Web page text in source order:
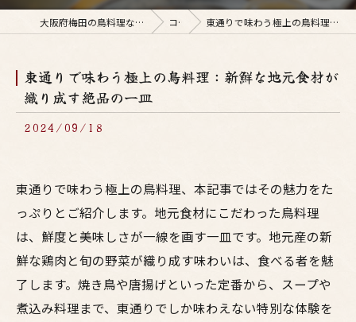
大阪府梅田の鳥料理なら釜焼鳥本舗おやひなや 梅田店 コラム 東通りで味わう極上の鳥料理：新鮮な地元食材が織り成す絶品の一皿
東通りで味わう極上の鳥料理：新鮮な地元食材が
織り成す絶品の一皿
2024/09/18
東通りで味わう極上の鳥料理、本記事ではその魅力をた
っぷりとご紹介します。地元食材にこだわった鳥料理
は、鮮度と美味しさが一線を画す一皿です。地元産の新
鮮な鶏肉と旬の野菜が織り成す味わいは、食べる者を魅
了します。焼き鳥や唐揚げといった定番から、スープや
煮込み料理まで、東通りでしか味わえない特別な体験を